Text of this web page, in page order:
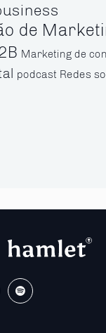
de
Marketing de
podcast Redes